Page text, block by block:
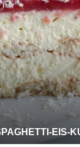
EIS-